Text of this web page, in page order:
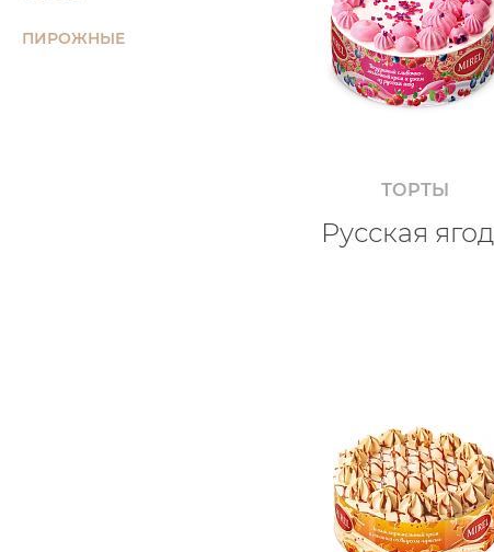
ПИРОЖНЫЕ
ТОРТЫ
Русская